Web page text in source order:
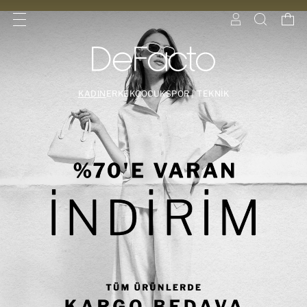
KADIN ERKEKÇOCUKSPOR | TEKNİK